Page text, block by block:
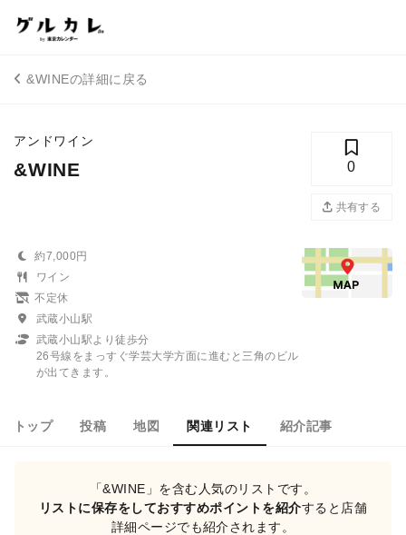
&WINEの詳細に戻る
アンドワイン
&WINE 0
共有する
約7,000円
ワイン
不定休
武蔵小山駅
武蔵小山駅より徒歩分
26号線をまっすぐ学芸大学方面に進むと三角のビル
が出てきます。
トップ 投稿 地図 関連リスト 紹介記事
「&WINE」を含む人気のリストです。
リストに保存をしておすすめポイントを紹介すると店舗
詳細ページでも紹介されます。